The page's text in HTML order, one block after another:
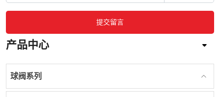
提交留言
产品中心
球阀系列